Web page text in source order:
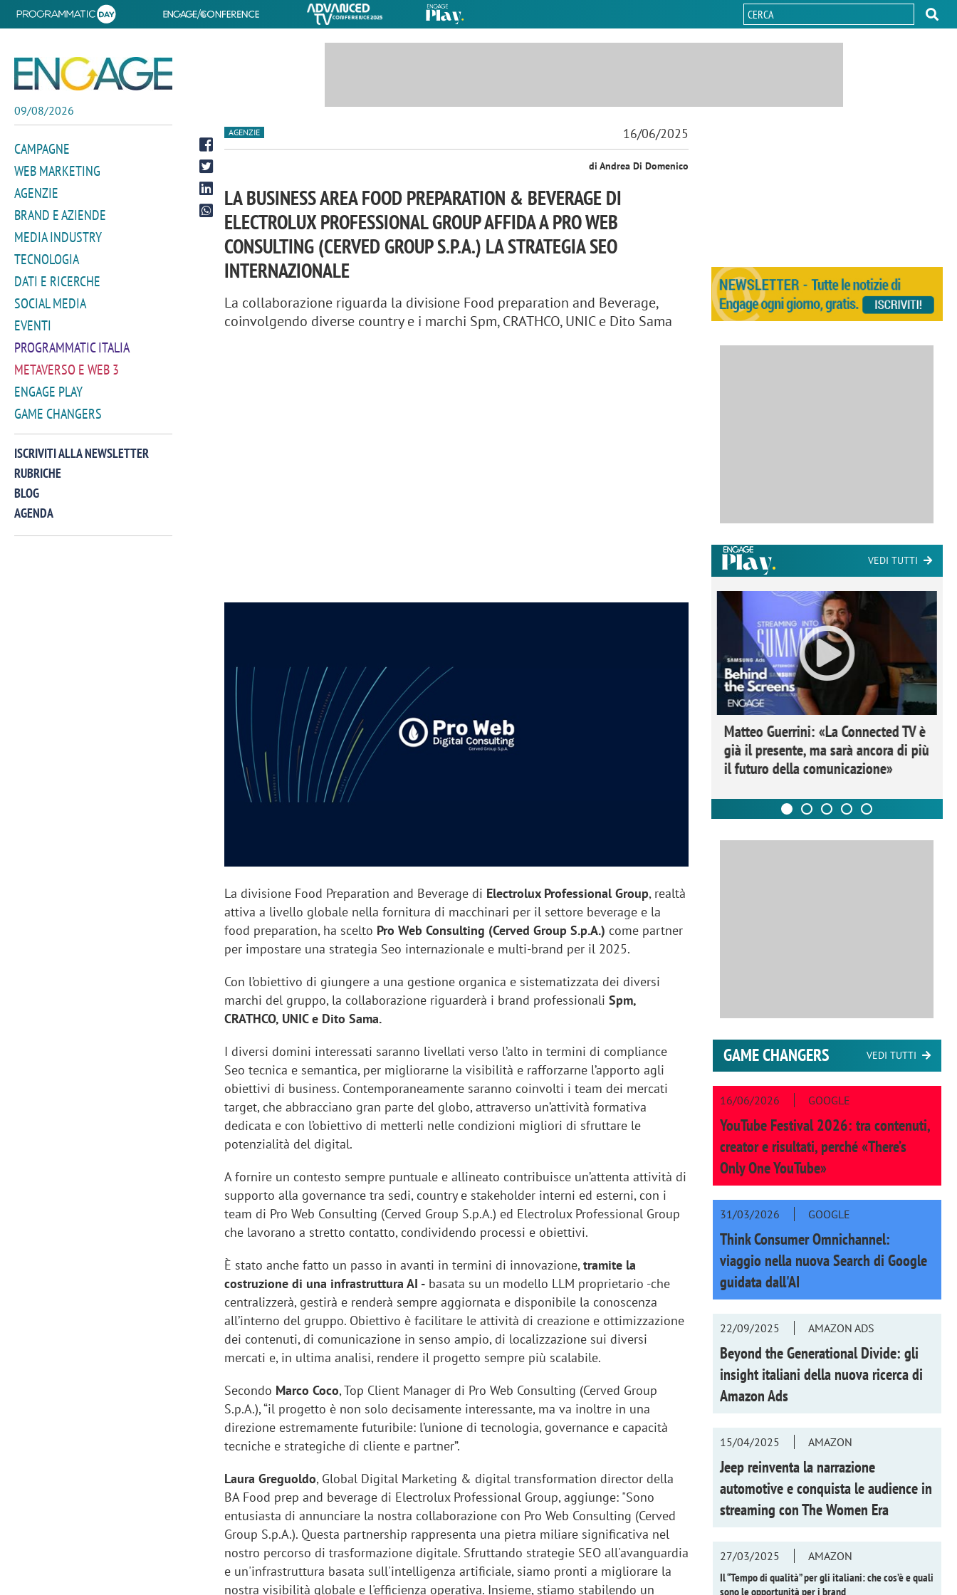
09/08/2026
CAMPAGNE
WEB MARKETING
AGENZIE
BRAND E AZIENDE
MEDIA INDUSTRY
TECNOLOGIA
DATI E RICERCHE
SOCIAL MEDIA
EVENTI
PROGRAMMATIC ITALIA
METAVERSO E WEB 3
ENGAGE PLAY
GAME CHANGERS
ISCRIVITI ALLA NEWSLETTER
RUBRICHE
BLOG
AGENDA
AGENZIE 16/06/2025
di Andrea Di Domenico
LA BUSINESS AREA FOOD PREPARATION & BEVERAGE DI
ELECTROLUX PROFESSIONAL GROUP AFFIDA A PRO WEB
CONSULTING (CERVED GROUP S.P.A.) LA STRATEGIA SEO
INTERNAZIONALE
La collaborazione riguarda la divisione Food preparation and Beverage,
coinvolgendo diverse country e i marchi Spm, CRATHCO, UNIC e Dito Sama
La divisione Food Preparation and Beverage di Electrolux Professional Group, realtà
attiva a livello globale nella fornitura di macchinari per il settore beverage e la
food preparation, ha scelto Pro Web Consulting (Cerved Group S.p.A.) come partner
per impostare una strategia Seo internazionale e multi-brand per il 2025.
Con l’obiettivo di giungere a una gestione organica e sistematizzata dei diversi
marchi del gruppo, la collaborazione riguarderà i brand professionali Spm,
CRATHCO, UNIC e Dito Sama.
I diversi domini interessati saranno livellati verso l’alto in termini di compliance
Seo tecnica e semantica, per migliorarne la visibilità e rafforzarne l’apporto agli
obiettivi di business. Contemporaneamente saranno coinvolti i team dei mercati
target, che abbracciano gran parte del globo, attraverso un’attività formativa
dedicata e con l’obiettivo di metterli nelle condizioni migliori di sfruttare le
potenzialità del digital.
A fornire un contesto sempre puntuale e allineato contribuisce un’attenta attività di
supporto alla governance tra sedi, country e stakeholder interni ed esterni, con i
team di Pro Web Consulting (Cerved Group S.p.A.) ed Electrolux Professional Group
che lavorano a stretto contatto, condividendo processi e obiettivi.
È stato anche fatto un passo in avanti in termini di innovazione,tramite la
costruzione di una infrastruttura AI - basata su un modello LLM proprietario -che
centralizzerà, gestirà e renderà sempre aggiornata e disponibile la conoscenza
all’interno del gruppo. Obiettivo è facilitare le attività di creazione e ottimizzazione
dei contenuti, di comunicazione in senso ampio, di localizzazione sui diversi
mercati e, in ultima analisi, rendere il progetto sempre più scalabile.
Secondo Marco Coco, Top Client Manager di Pro Web Consulting (Cerved Group
S.p.A.), “il progetto è non solo decisamente interessante, ma va inoltre in una
direzione estremamente futuribile: l’unione di tecnologia, governance e capacità
tecniche e strategiche di cliente e partner”.
Laura Greguoldo, Global Digital Marketing & digital transformation director della
BA Food prep and beverage di Electrolux Professional Group, aggiunge: "Sono
entusiasta di annunciare la nostra collaborazione con Pro Web Consulting (Cerved
Group S.p.A.). Questa partnership rappresenta una pietra miliare significativa nel
nostro percorso di trasformazione digitale. Sfruttando strategie SEO all'avanguardia
e un'infrastruttura basata sull'intelligenza artificiale, siamo pronti a migliorare la
nostra visibilità globale e l'efficienza operativa. Insieme, stiamo stabilendo un
VEDI TUTTI
Perez, Samsung Ads: «L'Italia è un
mercato strategico e continuerà a
crescere»
Networking agli eventi: come la
startup Kicè punta a eliminare lo
Matteo Guerrini: «La Connected TV è
già il presente, ma sarà ancora di più
il futuro della comunicazione»
GAME CHANGERS VEDI TUTTI
16/06/2026 GOOGLE
YouTube Festival 2026: tra contenuti,
creator e risultati, perché «There’s
Only One YouTube»
31/03/2026 GOOGLE
Think Consumer Omnichannel:
viaggio nella nuova Search di Google
guidata dall'AI
22/09/2025 AMAZON ADS
Beyond the Generational Divide: gli
insight italiani della nuova ricerca di
Amazon Ads
15/04/2025 AMAZON
Jeep reinventa la narrazione
automotive e conquista le audience in
streaming conThe Women Era
27/03/2025
AMAZON
Il “Tempo di qualità” per gli italiani: che cos’è e quali
sono le opportunità per i brand